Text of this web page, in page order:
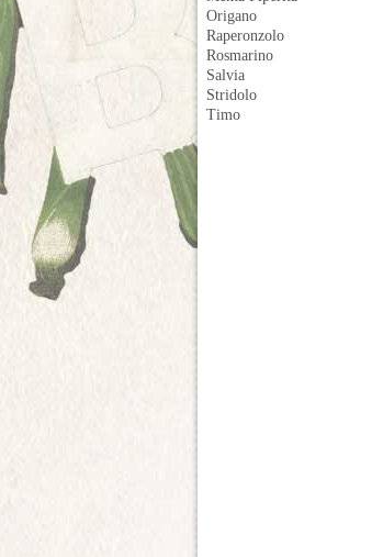
Origano
Raperonzolo
Rosmarino
Salvia
Stridolo
Timo